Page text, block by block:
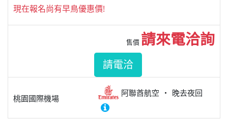
現在報名尚有早鳥優惠價!
桃園國際機場
阿聯酋航空 晚去夜回
售價 請來電洽詢
請電洽